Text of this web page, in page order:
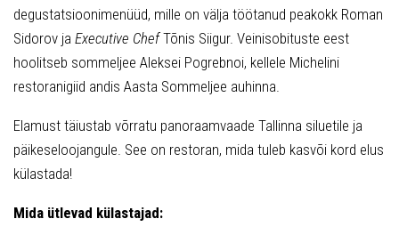
degustatsioonimenüüd, mille on välja töötanud peakokk Roman
Sidorov ja Executive ChefTõnis Siigur. Veinisobituste eest
hoolitseb sommeljee Aleksei Pogrebnoi, kellele Michelini
restoranigiid andis Aasta Sommeljee auhinna.
Elamust täiustab võrratu panoraamvaade Tallinna siluetile ja
päikeseloojangule. See on restoran, mida tuleb kasvõi kord elus
külastada!
Mida ütlevad külastajad: